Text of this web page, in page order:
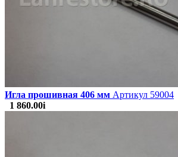
Игла прошивная 406 мм Артикул 59004
1 860.00i